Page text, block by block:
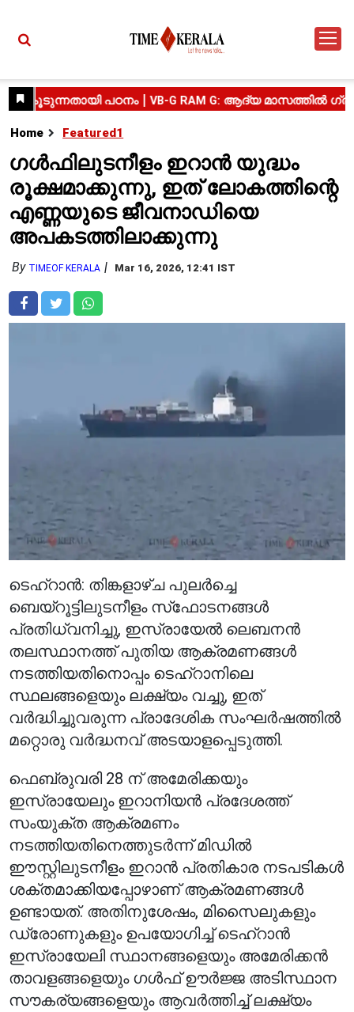
Home Featured1
ഗൾഫിലുടനീളം ഇറാൻ യുദ്ധം
രൂക്ഷമാക്കുന്നു, ഇത് ലോകത്തിന്റെ
എണ്ണയുടെ ജീവനാഡിയെ
അപകടത്തിലാക്കുന്നു
By TIMEOF KERALA Mar 16, 2026, 12:41 IST
ടെഹ്‌റാൻ: തിങ്കളാഴ്ച പുലർച്ചെ
ബെയ്‌റൂട്ടിലുടനീളം സ്‌ഫോടനങ്ങൾ
പ്രതിധ്വനിച്ചു, ഇസ്രായേൽ ലെബനൻ
തലസ്ഥാനത്ത് പുതിയ ആക്രമണങ്ങൾ
നടത്തിയതിനൊപ്പം ടെഹ്‌റാനിലെ
സ്ഥലങ്ങളെയും ലക്ഷ്യം വച്ചു, ഇത്
വർദ്ധിച്ചുവരുന്ന പ്രാദേശിക സംഘർഷത്തിൽ
മറ്റൊരു വർദ്ധനവ് അടയാളപ്പെടുത്തി.
ഫെബ്രുവരി 28 ന് അമേരിക്കയും
ഇസ്രായേലും ഇറാനിയൻ പ്രദേശത്ത്
സംയുക്ത ആക്രമണം
നടത്തിയതിനെത്തുടർന്ന് മിഡിൽ
ഈസ്റ്റിലുടനീളം ഇറാൻ പ്രതികാര നടപടികൾ
ശക്തമാക്കിയപ്പോഴാണ് ആക്രമണങ്ങൾ
ഉണ്ടായത്. അതിനുശേഷം, മിസൈലുകളും
ഡ്രോണുകളും ഉപയോഗിച്ച് ടെഹ്‌റാൻ
ഇസ്രായേലി സ്ഥാനങ്ങളെയും അമേരിക്കൻ
താവളങ്ങളെയും ഗൾഫ് ഊർജ്ജ അടിസ്ഥാന
സൗകര്യങ്ങളെയും ആവർത്തിച്ച് ലക്ഷ്യം